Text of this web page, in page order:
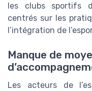
les clubs sportifs
centrés sur les
l’intégration de
Manque de
Les acteurs de